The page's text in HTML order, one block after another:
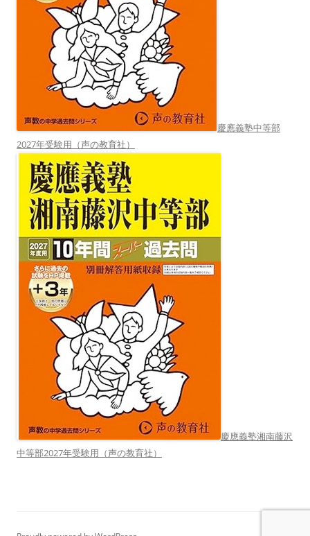
慶應義塾中等部
2027年受験用（声の教育社）
慶應義塾湘南藤沢
中等部2027年受験用（声の教育社）